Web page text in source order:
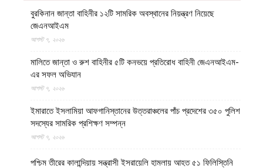
বুরকিনান জান্তা বাহিনীর ১২টি সামরিক অবস্থানের নিয়ন্ত্রণ নিয়েছে
জেএনআইএম
আগস্ট ৭, ২০২৬
মালিতে জান্তা ও রুশ বাহিনীর ৫টি কনভয়ে প্রতিরোধ বাহিনী জেএনআইএম-
এর সফল অভিযান
আগস্ট ৭, ২০২৬
ইমারাতে ইসলামিয়া আফগানিস্তানের উত্তরাঞ্চলের পাঁচ প্রদেশের ৩৫০ পুলিশ
সদস্যের সামরিক প্রশিক্ষণ সম্পন্ন
আগস্ট ৭, ২০২৬
পশ্চিম তীরের কালান্দিয়ায় সন্ত্রাসী ইসরায়েলি হামলায় আহত ৫১ ফিলিস্তিনি